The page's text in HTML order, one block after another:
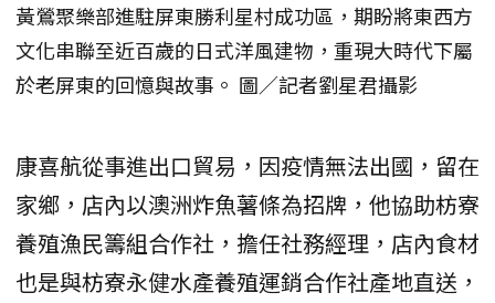
黃鶯聚樂部進駐屏東勝利星村成功區，期盼將東西方
文化串聯至近百歲的日式洋風建物，重現大時代下屬
於老屏東的回憶與故事。 圖／記者劉星君攝影
康喜航從事進出口貿易，因疫情無法出國，留在
家鄉，店內以澳洲炸魚薯條為招牌，他協助枋寮
養殖漁民籌組合作社，擔任社務經理，店內食材
也是與枋寮永健水產養殖運銷合作社產地直送，